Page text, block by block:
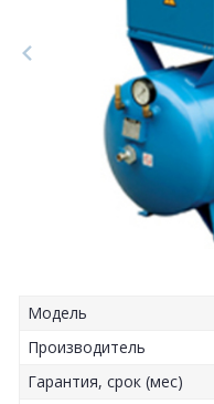
Модель
Производитель
Гарантия, срок (мес)